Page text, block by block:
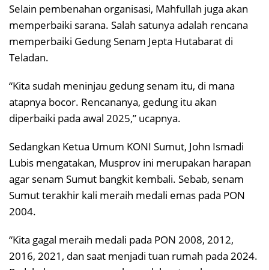
Selain pembenahan organisasi, Mahfullah juga akan
memperbaiki sarana. Salah satunya adalah rencana
memperbaiki Gedung Senam Jepta Hutabarat di
Teladan.
“Kita sudah meninjau gedung senam itu, di mana
atapnya bocor. Rencananya, gedung itu akan
diperbaiki pada awal 2025,” ucapnya.
Sedangkan Ketua Umum KONI Sumut, John Ismadi
Lubis mengatakan, Musprov ini merupakan harapan
agar senam Sumut bangkit kembali. Sebab, senam
Sumut terakhir kali meraih medali emas pada PON
2004.
“Kita gagal meraih medali pada PON 2008, 2012,
2016, 2021, dan saat menjadi tuan rumah pada 2024.